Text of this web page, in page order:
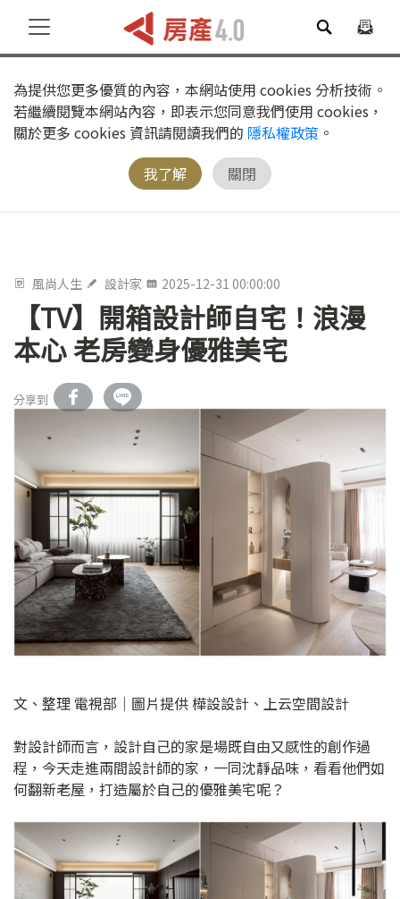
為提供您更多優質的內容，本網站使用 cookies 分析技術。
若繼續閱覽本網站內容，即表示您同意我們使用 cookies，
關於更多 cookies 資訊請閱讀我們的 隱私權政策 。
我了解
關閉
風尚人生 設計家 2025-12-31 00:00:00
【TV】開箱設計師自宅！浪漫
本心 老房變身優雅美宅
分享到
文、整理 電視部│圖片提供 樺設設計、上云空間設計
對設計師而言，設計自己的家是場既自由又感性的創作過
程，今天走進兩間設計師的家，一同沈靜品味，看看他們如
何翻新老屋，打造屬於自己的優雅美宅呢？